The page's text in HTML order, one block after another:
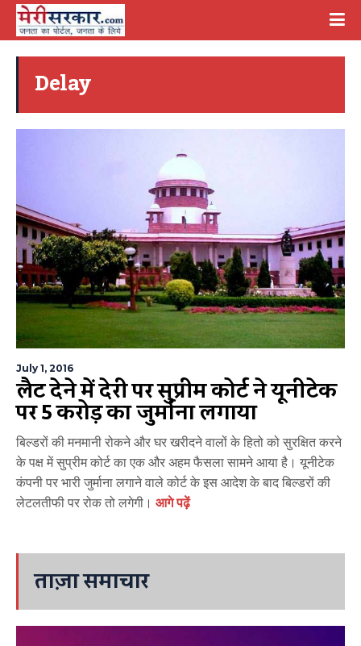
Delay
July 1, 2016
फ्लैट देने में देरी पर सुप्रीम कोर्ट ने यूनीटेक
पर 5 करोड़ का जुर्माना लगाया
बिल्डरों की मनमानी रोकने और घर खरीदने वालों के हितो को सुरक्षित करने
के पक्ष में सुप्रीम कोर्ट का एक और अहम फैसला सामने आया है। यूनीटेक
कंपनी पर भारी जुर्माना लगाने वाले कोर्ट के इस आदेश के बाद बिल्डरों की
लेटलतीफी पर रोक तो लगेगी। आगे पढ़ें
ताज़ा समाचार